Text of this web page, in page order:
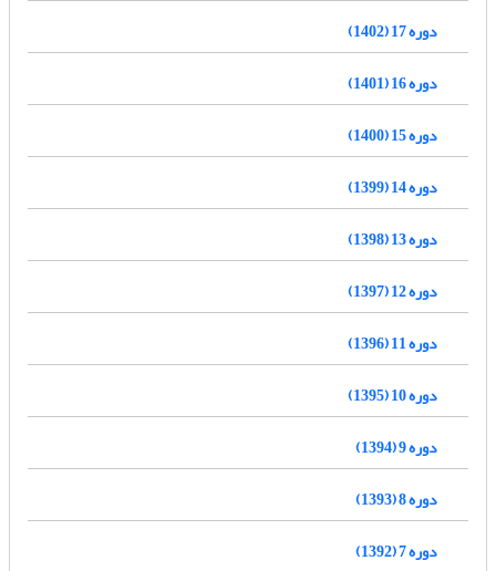
دوره 17 (1402)
دوره 16 (1401)
دوره 15 (1400)
دوره 14 (1399)
دوره 13 (1398)
دوره 12 (1397)
دوره 11 (1396)
دوره 10 (1395)
دوره 9 (1394)
دوره 8 (1393)
دوره 7 (1392)